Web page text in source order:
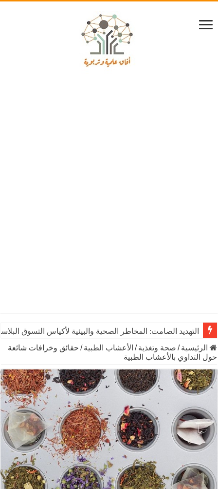
يوم الشاي العالمي: رشفـة من التاريخ تنبض بالحياة والاقتصاد
الرئيسية / صحة وتغذية / الأعشاب الطبية / حقائق وخرافات شائعة
حول التداوي بالأعشاب الطبية